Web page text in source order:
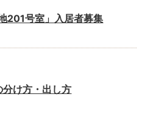
201号室」入居者募集
け方・出し方